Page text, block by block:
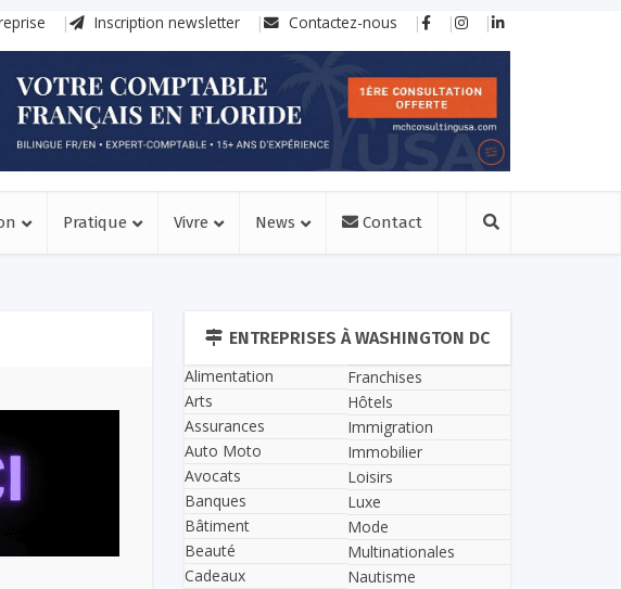
Inscription newsletter Contactez-nous
Pratique Vivre News Contact
ENTREPRISES À WASHINGTON DC
Alimentation
Arts
Assurances
Auto Moto
Avocats
Banques
Bâtiment
Beauté
Cadeaux
Franchises
Hôtels
Immigration
Immobilier
Loisirs
Luxe
Mode
Multinationales
Nautisme